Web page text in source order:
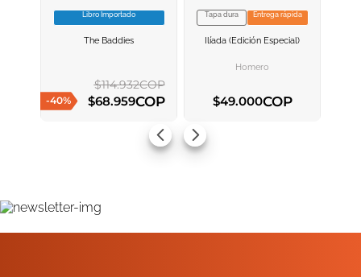
VER INFORMACION
Libro Importado
The Baddies
-40%
$114.932COP
$68.959COP
VER INFORMACION
Tapa dura Entrega rápida
Ilíada (edición Especial)
Homero
$49.000COP